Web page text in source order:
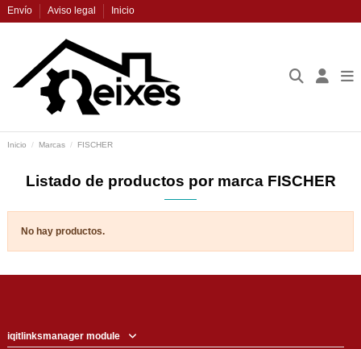
Envío Aviso legal Inicio
Inicio Marcas FISCHER
Listado de productos por marca FISCHER
No hay productos.
iqitlinksmanager module